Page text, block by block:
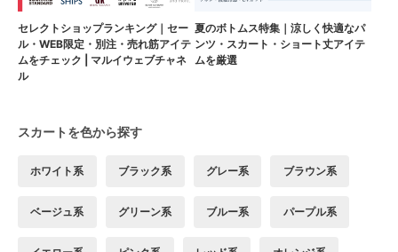
セレクトショップランキング｜セー
ル・WEB限定・別注・売れ筋アイテ
ムをチェック | マルイウェブチャネ
ル
夏のボトムス特集｜涼しく快適なパ
ンツ・スカート・ショート丈アイテ
ムを厳選
スカートを色から探す
ホワイト系 ブラック系 グレー系 ブラウン系
ベージュ系 グリーン系 ブルー系 パープル系